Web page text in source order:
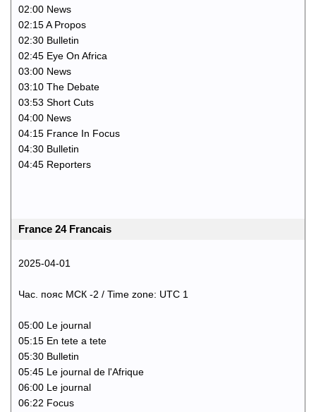
02:00 News
02:15 A Propos
02:30 Bulletin
02:45 Eye On Africa
03:00 News
03:10 The Debate
03:53 Short Cuts
04:00 News
04:15 France In Focus
04:30 Bulletin
04:45 Reporters
France 24 Francais
2025-04-01
Час. пояс МСК -2 / Time zone: UTC 1
05:00 Le journal
05:15 En tete a tete
05:30 Bulletin
05:45 Le journal de l'Afrique
06:00 Le journal
06:22 Focus